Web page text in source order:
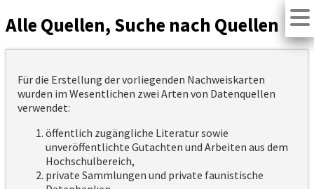
Alle Quellen, Suche nach Quellen
Für die Erstellung der vorliegenden Nachweiskarten
wurden im Wesentlichen zwei Arten von Datenquellen
verwendet:
öffentlich zugängliche Literatur sowie
unveröffentlichte Gutachten und Arbeiten aus dem
Hochschulbereich,
private Sammlungen und private faunistische